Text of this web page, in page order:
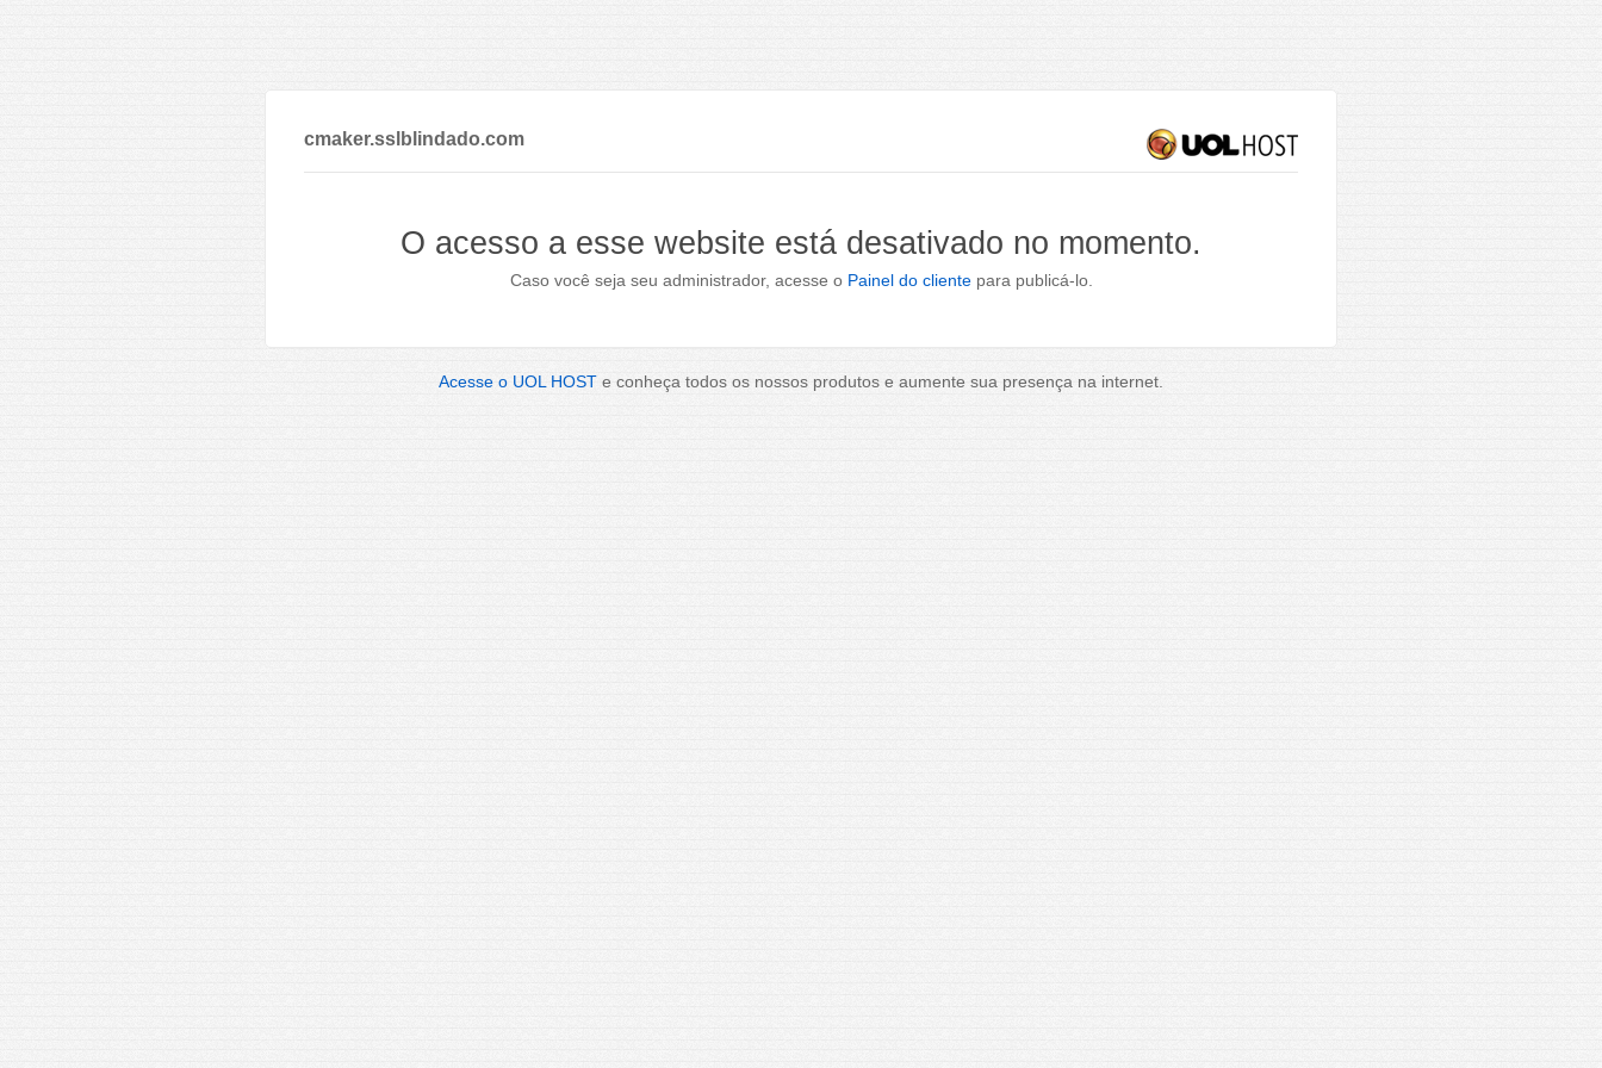
cmaker.sslblindado.com
O acesso a esse website está desativado no momento.
Caso você seja seu administrador, acesse o Painel do clientepara publicá-lo.
Acesse o UOL HOST e conheça todos os nossos produtos e aumente sua presença na internet.